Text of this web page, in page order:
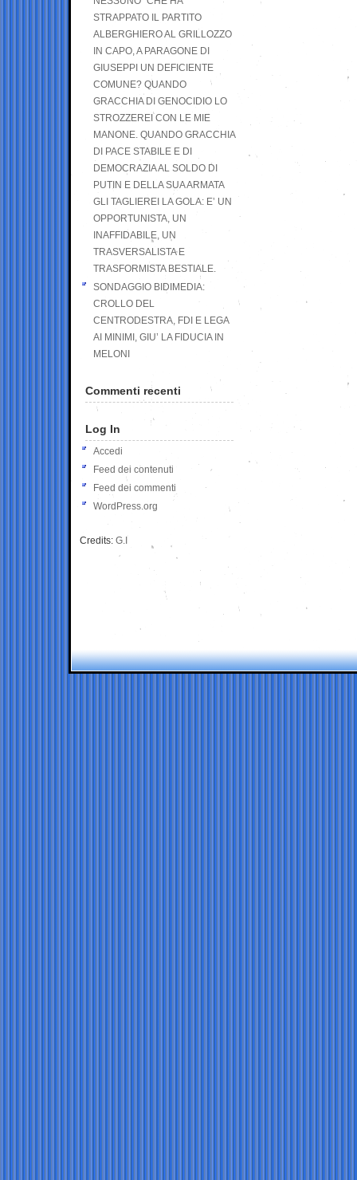
STRAPPATO IL PARTITO
ALBERGHIERO AL GRILLOZZO
IN CAPO, A PARAGONE DI
GIUSEPPI UN DEFICIENTE
COMUNE? QUANDO
GRACCHIA DI GENOCIDIO LO
STROZZEREI CON LE MIE
MANONE. QUANDO GRACCHIA
DI PACE STABILE E DI
DEMOCRAZIA AL SOLDO DI
PUTIN E DELLA SUA ARMATA
GLI TAGLIEREI LA GOLA: E’ UN
OPPORTUNISTA, UN
INAFFIDABILE, UN
TRASVERSALISTA E
TRASFORMISTA BESTIALE.
SONDAGGIO BIDIMEDIA:
CROLLO DEL
CENTRODESTRA, FDI E LEGA
AI MINIMI, GIU’ LA FIDUCIA IN
MELONI
Commenti recenti
Log In
Accedi
Feed dei contenuti
Feed dei commenti
WordPress.org
Credits: G.I